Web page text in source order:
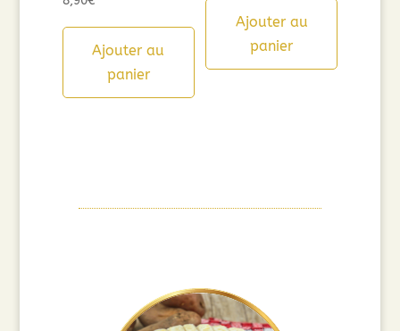
Ajouter au
panier
Ajouter au
panier